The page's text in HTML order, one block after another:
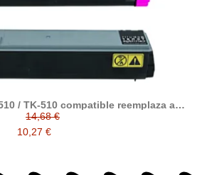
/ TK-510 compatible reemplaza a
/ 1T02F3BEU0 / 1T02F3AEU0
14,68 €
10,27 €